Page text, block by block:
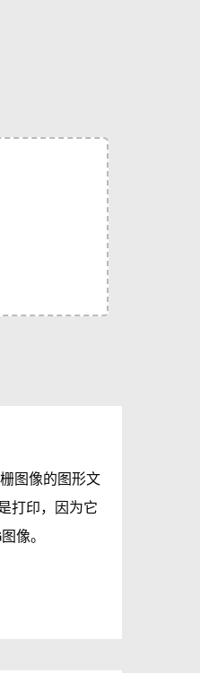
图像的图形文
打印，因为它
像。